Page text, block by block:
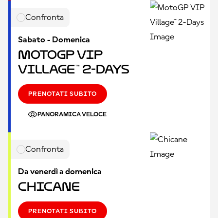
Confronta
Sabato - Domenica
MotoGP VIP
Village™ 2-Days
PRENOTATI SUBITO
PANORAMICA VELOCE
Confronta
Da venerdì a domenica
Chicane
PRENOTATI SUBITO